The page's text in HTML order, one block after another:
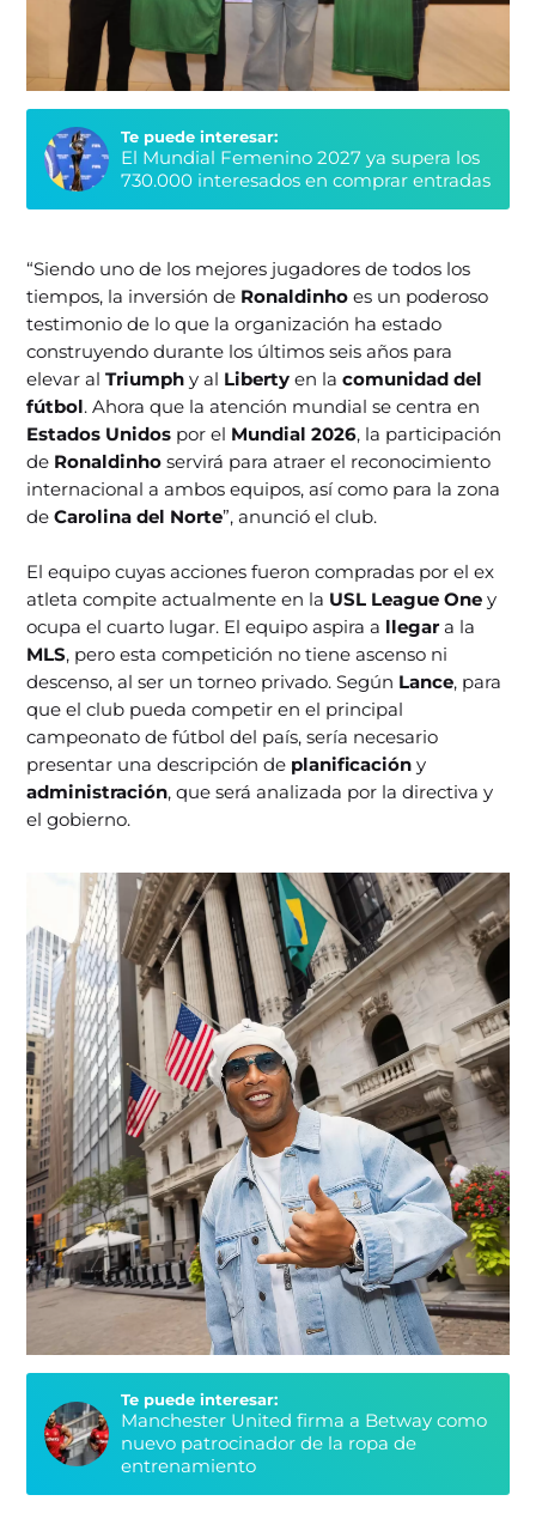
Te puede interesar:
El Mundial Femenino 2027 ya supera los
730.000 interesados en comprar entradas
“Siendo uno de los mejores jugadores de todos los
tiempos, la inversión de Ronaldinhoes un poderoso
testimonio de lo que la organización ha estado
construyendo durante los últimos seis años para
elevar alTriumphy al Libertyen lacomunidad del
fútbol. Ahora que la atención mundial se centra en
Estados Unidos por el Mundial 2026, la participación
de Ronaldinhoservirá para atraer el reconocimiento
internacional a ambos equipos, así como para la zona
deCarolina del Norte”, anunció el club.
El equipo cuyas acciones fueron compradas por el ex
atleta compite actualmente en la USL League Oney
ocupa el cuarto lugar. El equipo aspira a llegara la
MLS, pero esta competición no tiene ascenso ni
descenso, al ser un torneo privado. Según Lance, para
que el club pueda competir en el principal
campeonato de fútbol del país, sería necesario
presentar una descripción de planificacióny
administración, que será analizada por la directiva y
el gobierno.
Te puede interesar:
Manchester United firma a Betway como
nuevo patrocinador de la ropa de
entrenamiento